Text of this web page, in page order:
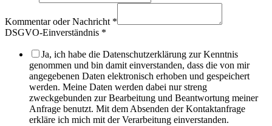
Kommentar oder Nachricht *
DSGVO-Einverständnis *
Ja, ich habe die Datenschutzerklärung zur Kenntnis
genommen und bin damit einverstanden, dass die von mir
angegebenen Daten elektronisch erhoben und gespeichert
werden. Meine Daten werden dabei nur streng
zweckgebunden zur Bearbeitung und Beantwortung meiner
Anfrage benutzt. Mit dem Absenden der Kontaktanfrage
erkläre ich mich mit der Verarbeitung einverstanden.